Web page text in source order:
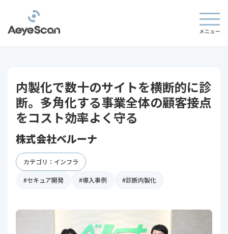
内製化で数十のサイトを横断的に診
断。多角化する事業全体の顧客接点
をコスト効率よく守る
株式会社ベルーナ
カテゴリ：インフラ
#セキュア開発 #導入事例 #診断内製化